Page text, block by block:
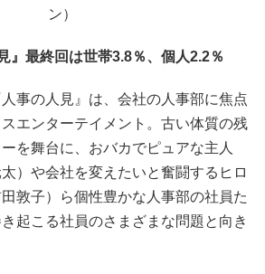
ン）
』最終回は世帯3.8％、個人2.2％
事の人見』は、会社の人事部に焦点
エンターテイメント。古い体質の残
を舞台に、おバカでピュアな主人
）や会社を変えたいと奮闘するヒロ
敦子）ら個性豊かな人事部の社員た
起こる社員のさまざまな問題と向き